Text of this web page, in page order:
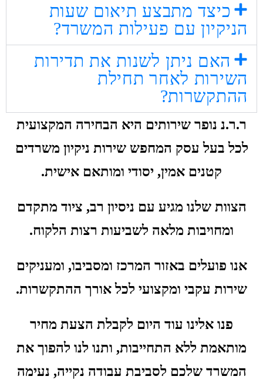
כיצד מתבצע תיאום שעות
הניקיון עם פעילות המשרד?
האם ניתן לשנות את תדירות
השירות לאחר תחילת
ההתקשרות?
ר.ר.נ נופר שירותים היא הבחירה המקצועית
לכל בעל עסק המחפש שירות ניקיון משרדים
קטנים אמין, יסודי ומותאם אישית.
הצוות שלנו מגיע עם ניסיון רב, ציוד מתקדם
ומחויבות מלאה לשביעות רצות הלקוח.
אנו פועלים באזור המרכז ומסביבו, ומעניקים
שירות עקבי ומקצועי לכל אורך ההתקשרות.
פנו אלינו עוד היום לקבלת הצעת מחיר
מותאמת ללא התחייבות, ותנו לנו להפוך את
המשרד שלכם לסביבת עבודה נקייה, נעימה